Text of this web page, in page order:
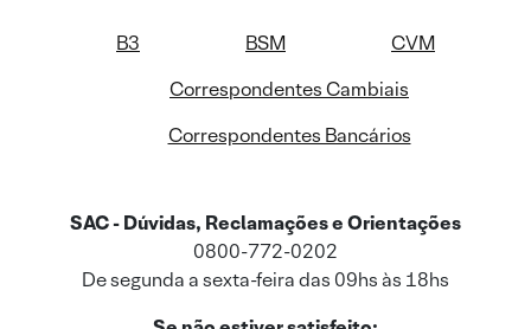
B3 BSM
CVM
Correspondentes Cambiais
Correspondentes Bancários
SAC - Dúvidas, Reclamações e Orientações
0800-772-0202
De segunda a sexta-feira das 09hs às 18hs